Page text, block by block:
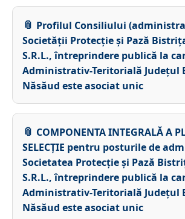
Profilul Consiliului
Societății Protecție și Pază
S.R.L., întreprindere publică la
Administrativ-Teritorială Județul
Năsăud este asociat unic
COMPONENTA INTEGRALĂ A
SELECȚIE pentru posturile de
Societatea Protecție și Pază
S.R.L., întreprindere publică la
Administrativ-Teritorială Județul
Năsăud este asociat unic